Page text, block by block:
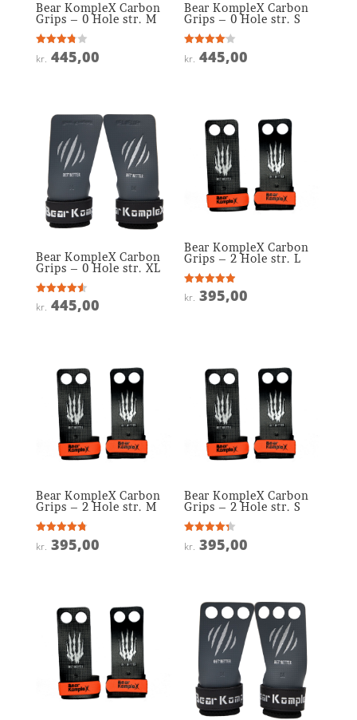
Bear KompleX Carbon
Grips – 0 Hole str. M
Vurderet
3.8
kr. 445,00
Bear KompleX Carbon
Grips – 0 Hole str. S
Vurderet
4.1
kr. 445,00
Bear KompleX Carbon
Grips – 0 Hole str. XL
Vurderet
4.6
kr. 445,00
Bear KompleX Carbon
Grips – 2 Hole str. L
Vurderet
4.9
kr. 395,00
Bear KompleX Carbon
Grips – 2 Hole str. M
Vurderet
4.8
kr. 395,00
Bear KompleX Carbon
Grips – 2 Hole str. S
Vurderet
4.3
kr. 395,00